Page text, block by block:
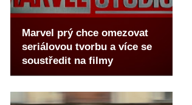
Marvel prý chce omezovat
seriálovou tvorbu a více se
soustředit na filmy